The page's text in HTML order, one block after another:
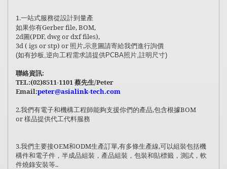
1.一站式服務從設計到量產
如果你有Gerber file, BOM,
2d圖(PDF, dwg or dxf files),
3d ( igs or stp) or 照片,示意圖請寄給我們進行詢價
(如有抄板,逆向工程需求請提供PCBA照片,註明尺寸)
聯絡資訊:
TEL:(02)8511-1101 蔡先生/Peter
Email:peter@asialink-tech.com
2.我們有電子和機構工程師能夠支援你們的產品,包含根據BOM
or樣品提供代工代料服務
3.我們主要接OEM和ODM生產訂單,有多條生產線,可以組裝包括機
構件和電子件，半成品組裝，產品組裝，包裝和貼標籤，測試，軟
件燒錄安裝等..